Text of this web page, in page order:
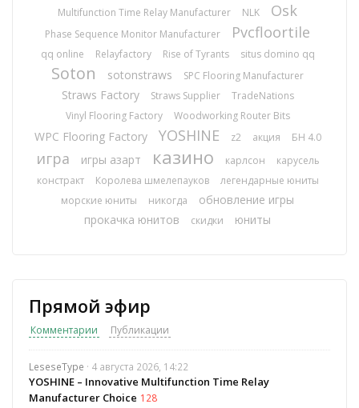
Multifunction Time Relay Manufacturer
NLK Osk
Phase Sequence Monitor Manufacturer Pvcfloortile
qq online Relayfactory Rise of Tyrants situs domino qq
Soton sotonstraws SPC Flooring Manufacturer
Straws Factory Straws Supplier
TradeNations
Vinyl Flooring Factory
Woodworking Router Bits
WPC Flooring Factory YOSHINE z2 акция БН 4.0
игра игры азарт казино карлсон
карусель
констракт
Королева шмелепауков
легендарные юниты
морские юниты
никогда
обновление игры
прокачка юнитов
скидки юниты
Прямой эфир
Комментарии Публикации
LeseseType · 4 августа 2026, 14:22
YOSHINE – Innovative Multifunction Time Relay
Manufacturer Choice 128